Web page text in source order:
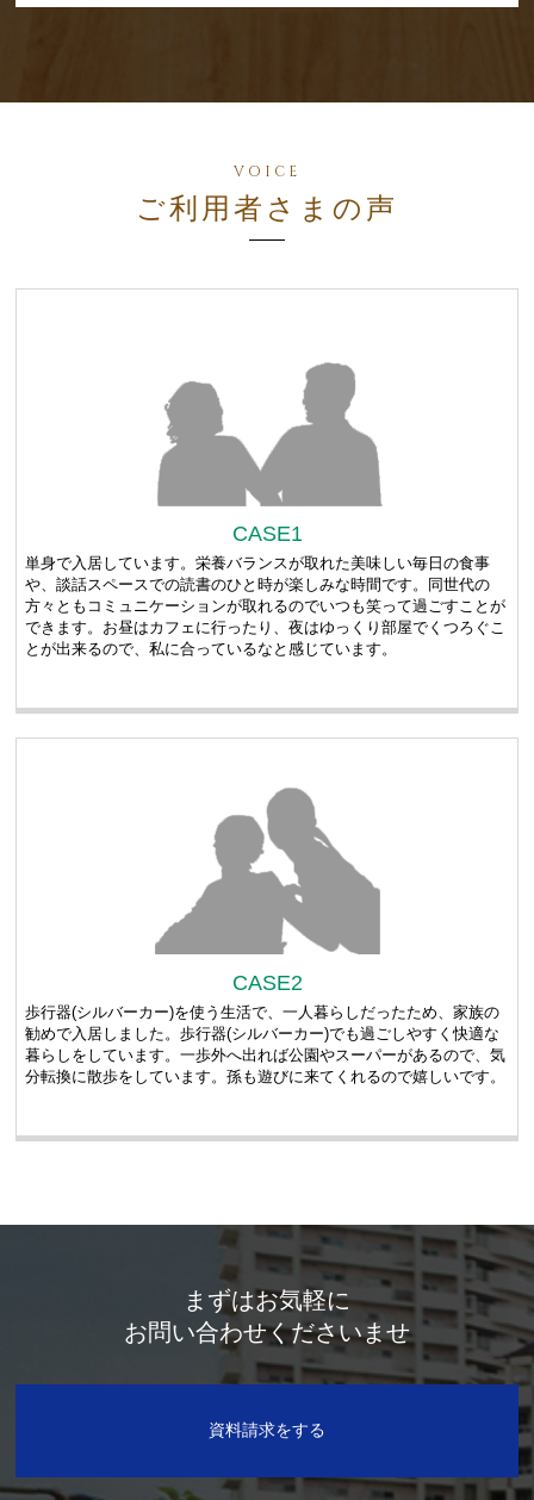
ご利用者さまの声
CASE1
単身で入居しています。栄養バランスが取れた美味しい毎日の食事
や、談話スペースでの読書のひと時が楽しみな時間です。同世代の
方々ともコミュニケーションが取れるのでいつも笑って過ごすことが
できます。お昼はカフェに行ったり、夜はゆっくり部屋でくつろぐこ
とが出来るので、私に合っているなと感じています。
CASE2
歩行器(シルバーカー)を使う生活で、一人暮らしだったため、家族の
勧めで入居しました。歩行器(シルバーカー)でも過ごしやすく快適な
暮らしをしています。一歩外へ出れば公園やスーパーがあるので、気
分転換に散歩をしています。孫も遊びに来てくれるので嬉しいです。
まずはお気軽に
お問い合わせくださいませ
資料請求をする